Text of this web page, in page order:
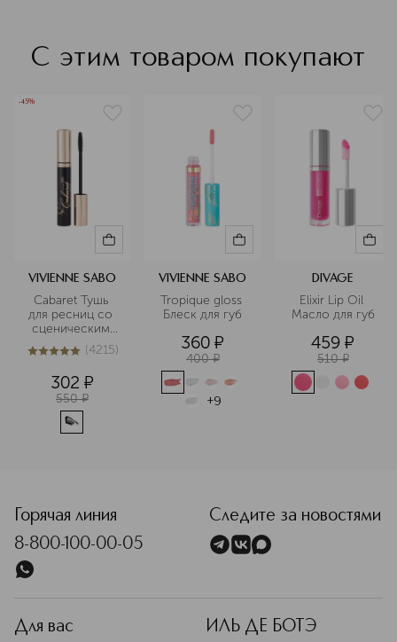
С этим товаром покупают
-45%
VIVIENNE SABO
Сabaret Тушь
для ресниц со
сценическим
эффектом
Суперобъем
5из 54215 (4215)
302 ¤
550 ¤
VIVIENNE SABO
Tropique gloss
Блеск для губ
360 ¤
400 ¤
+9
DIVAGE
Elixir Lip Oil
Масло для губ
459 ¤
510 ¤
Горячая линия
8-800-100-00-05
Следите за новостями
Для вас ИЛЬ ДЕ БОТЭ